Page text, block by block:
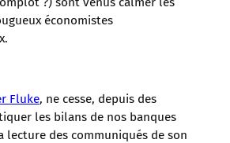
économistes
Fluke, ne cesse, depuis des
les bilans de nos banques
lecture des communiqués de son